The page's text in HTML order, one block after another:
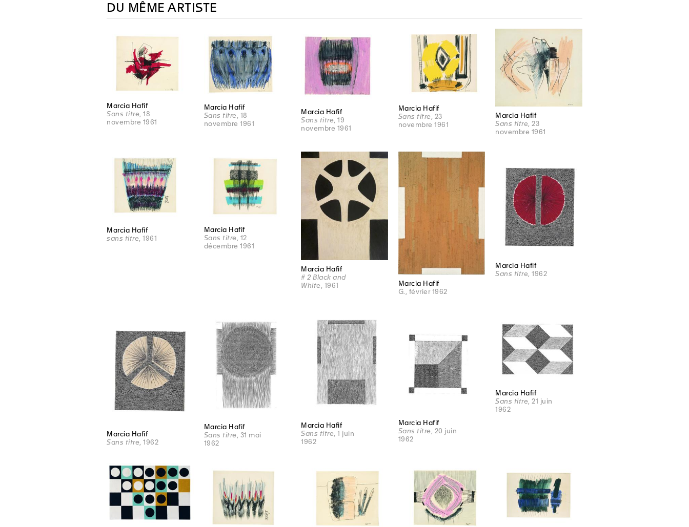
DU MÊME ARTISTE
Marcia Hafif
Sans titre, 18
novembre 1961
Marcia Hafif
Sans titre , 18
novembre 1961
Marcia Hafif
Sans titre , 19
novembre 1961
Marcia Hafif
Sans titre , 23
novembre 1961
Marcia Hafif
Sans titre , 23
novembre 1961
Marcia Hafif
sans titre , 1961
Marcia Hafif
Sans titre , 12
décembre 1961
Marcia Hafif
# 2 Black and
White , 1961
Marcia Hafif
G. , février 1962
Marcia Hafif
Sans titre, 1962
Marcia Hafif
Sans titre , 1962
Marcia Hafif
Sans titre , 31 mai
1962
Marcia Hafif
Sans titre, 1 juin
1962
Marcia Hafif
Sans titre , 20 juin
1962
Marcia Hafif
Sans titre, 21 juin
1962